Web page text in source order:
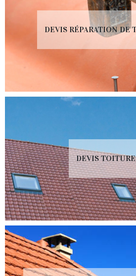
DEVIS RÉPARATION DE
DEVIS